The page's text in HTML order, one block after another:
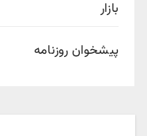
بازار
پیشخوان روزنامه